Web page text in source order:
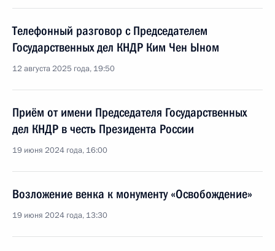
Телефонный разговор с Председателем
Государственных дел КНДР Ким Чен Ыном
12 августа 2025 года, 19:50
Приём от имени Председателя Государственных
дел КНДР в честь Президента России
19 июня 2024 года, 16:00
Возложение венка к монументу «Освобождение»
19 июня 2024 года, 13:30